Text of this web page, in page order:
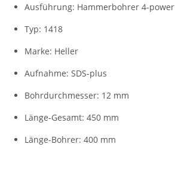
Ausführung: Hammerbohrer 4-power
Typ: 1418
Marke: Heller
Aufnahme: SDS-plus
Bohrdurchmesser: 12 mm
Länge-Gesamt: 450 mm
Länge-Bohrer: 400 mm